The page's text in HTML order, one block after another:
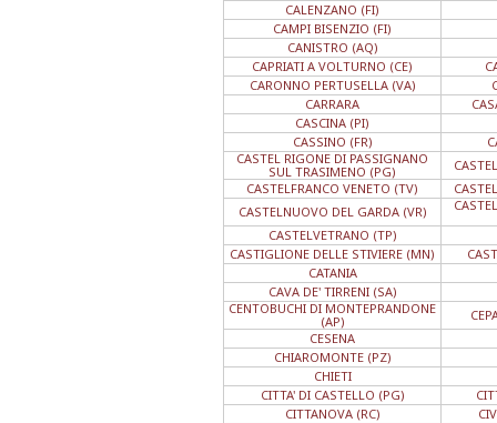
CALENZANO (FI)
CAMPI BISENZIO (FI)
CANISTRO (AQ)
CAPRIATI A VOLTURNO (CE)
CARONNO PERTUSELLA (VA)
CARRARA
CASCINA (PI)
CASSINO (FR)
CASTEL RIGONE DI PASSIGNANO
SUL TRASIMENO (PG)
CASTELFRANCO VENETO (TV)
CASTELNUOVO DEL GARDA (VR)
CASTELVETRANO (TP)
CASTIGLIONE DELLE STIVIERE (MN)
CATANIA
CAVA DE' TIRRENI (SA)
CENTOBUCHI DI MONTEPRANDONE
(AP)
CESENA
CHIAROMONTE (PZ)
CHIETI
CITTA' DI CASTELLO (PG)
CITTANOVA (RC)